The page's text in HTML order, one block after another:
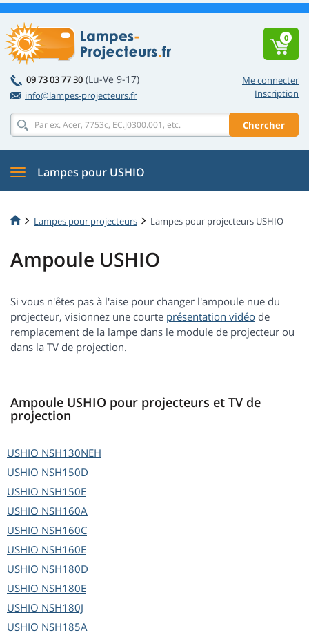
Me connecter
Inscription
09 73 03 77 30 (Lu-Ve 9-17)
info@lampes-projecteurs.fr
Chercher
0
Lampes pour USHIO
Lampes pour projecteurs Lampes pour projecteurs USHIO
Ampoule USHIO
Si vous n'êtes pas à l'aise pour changer l'ampoule nue du
projecteur, visionnez une courte présentation vidéo de
remplacement de la lampe dans le module de projecteur ou
dans la TV de projection.
Ampoule USHIO pour projecteurs et TV de
projection
USHIO NSH130NEH
USHIO NSH150D
USHIO NSH150E
USHIO NSH160A
USHIO NSH160C
USHIO NSH160E
USHIO NSH180D
USHIO NSH180E
USHIO NSH180J
USHIO NSH185A